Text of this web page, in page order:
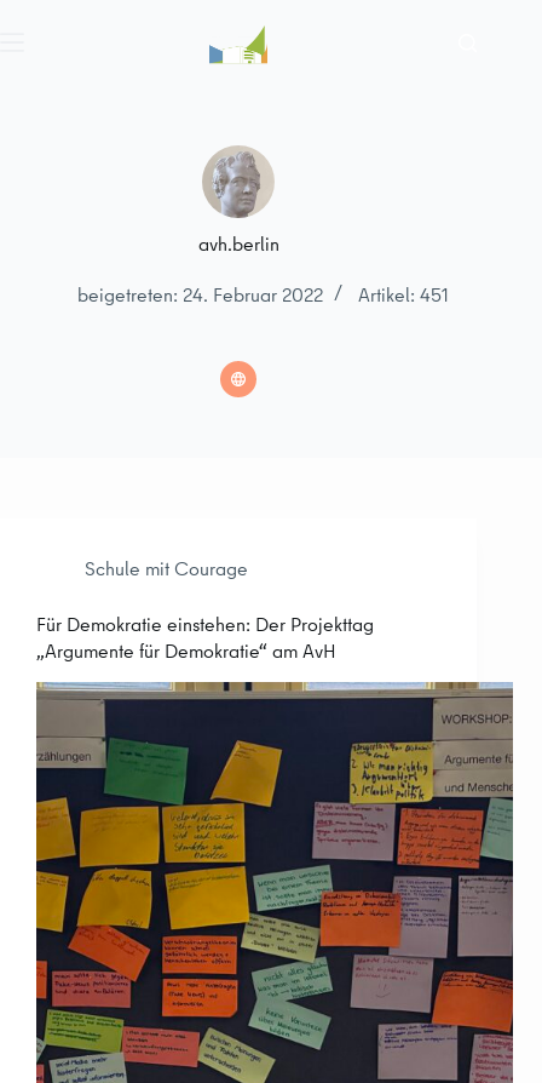
avh.berlin
beigetreten: 24. Februar 2022
Artikel: 451
Schule mit Courage
Für Demokratie einstehen: Der Projekttag
„Argumente für Demokratie“ am AvH